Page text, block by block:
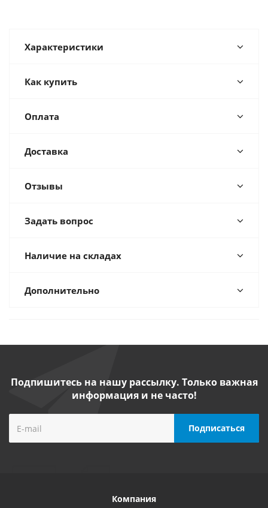
Характеристики
Как купить
Оплата
Доставка
Отзывы
Задать вопрос
Наличие на складах
Дополнительно
Подпишитесь на нашу рассылку. Только важная
информация и не часто!
Компания